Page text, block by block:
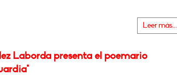
Leer más...
Laborda presenta el poemario